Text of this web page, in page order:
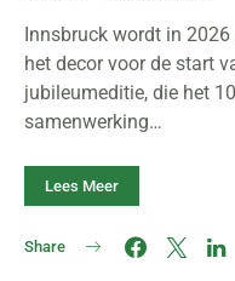
Innsbruck wordt in
het decor voor de start
jubileumeditie, die het
samenwerking…
Lees Meer
Share